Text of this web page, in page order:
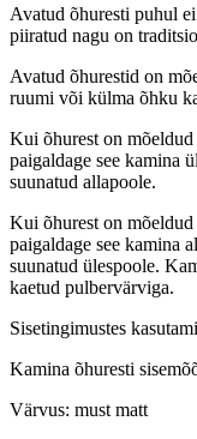
Avatud õhuresti puhul
piiratud nagu on
Avatud õhurestid on
ruumi või külma õhku
Kui õhurest on
paigaldage see kamina
suunatud allapoole.
Kui õhurest on
paigaldage see kamina
suunatud ülespoole.
kaetud pulbervärviga.
Sisetingimustes
Kamina õhuresti
Värvus: must matt